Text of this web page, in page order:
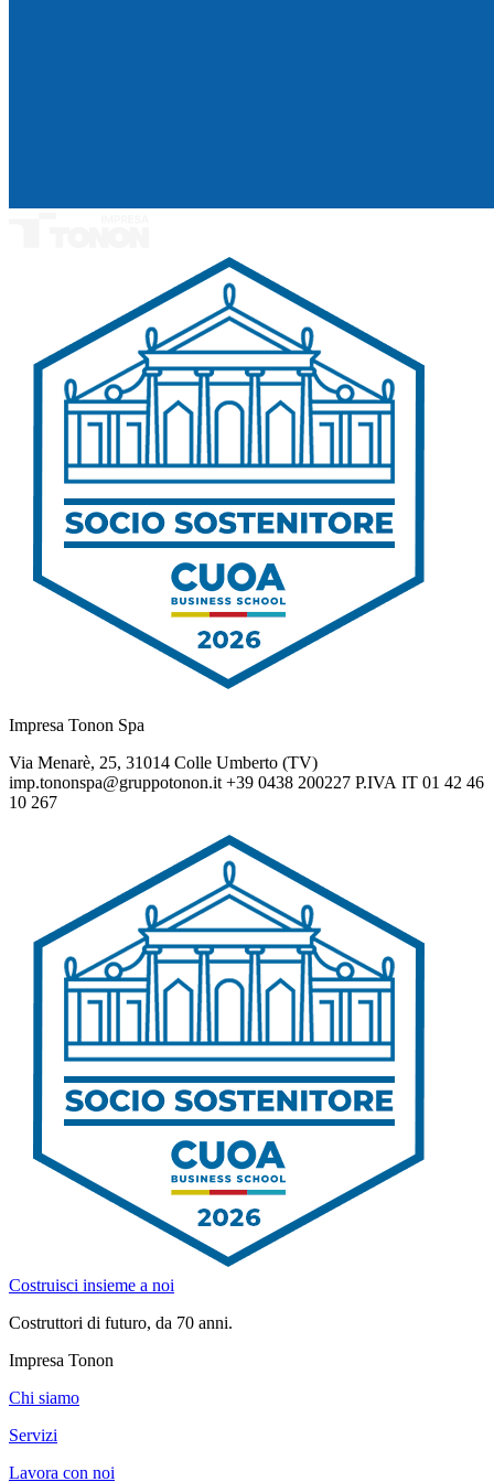
Impresa Tonon Spa
Via Menarè, 25, 31014 Colle Umberto (TV)
imp.tononspa@gruppotonon.it +39 0438 200227 P.IVA IT 01 42 46
10 267
Costruisci insieme a noi
Costruttori di futuro, da 70 anni.
Impresa Tonon
Chi siamo
Servizi
Lavora con noi